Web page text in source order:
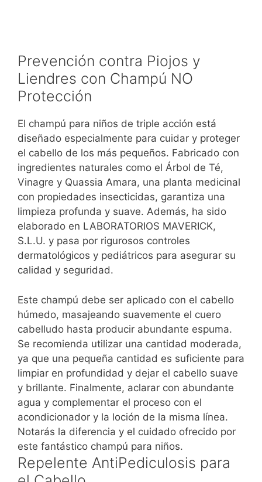
Prevención contra Piojos y
Liendres con Champú NO
Protección
El champú para niños de triple acción está
diseñado especialmente para cuidar y proteger
el cabello de los más pequeños. Fabricado con
ingredientes naturales como el Árbol de Té,
Vinagre y Quassia Amara, una planta medicinal
con propiedades insecticidas, garantiza una
limpieza profunda y suave. Además, ha sido
elaborado en LABORATORIOS MAVERICK,
S.L.U. y pasa por rigurosos controles
dermatológicos y pediátricos para asegurar su
calidad y seguridad.
Este champú debe ser aplicado con el cabello
húmedo, masajeando suavemente el cuero
cabelludo hasta producir abundante espuma.
Se recomienda utilizar una cantidad moderada,
ya que una pequeña cantidad es suficiente para
limpiar en profundidad y dejar el cabello suave
y brillante. Finalmente, aclarar con abundante
agua y complementar el proceso con el
acondicionador y la loción de la misma línea.
Notarás la diferencia y el cuidado ofrecido por
este fantástico champú para niños.
Repelente AntiPediculosis para